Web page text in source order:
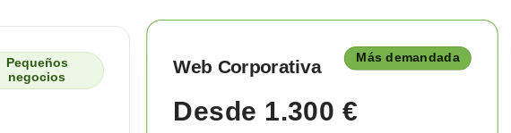
Pequeños
negocios
Web Corporativa Más demandada
Desde 1.300 €